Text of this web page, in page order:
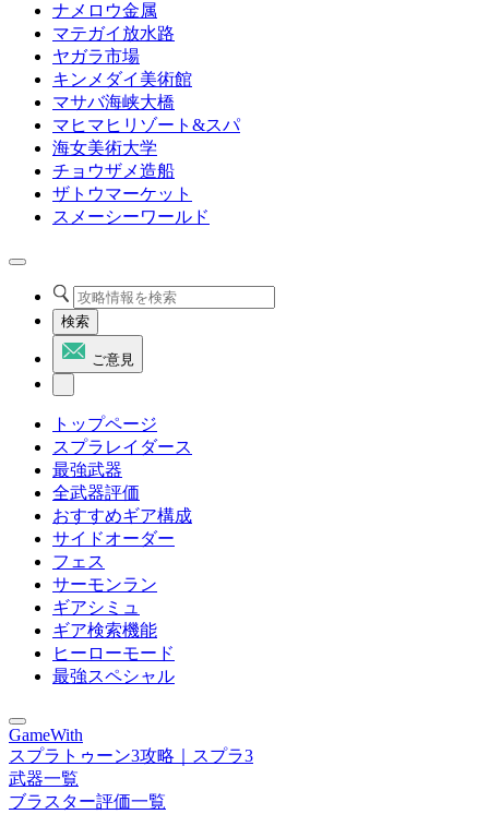
ナメロウ金属
マテガイ放水路
ヤガラ市場
キンメダイ美術館
マサバ海峡大橋
マヒマヒリゾート&スパ
海女美術大学
チョウザメ造船
ザトウマーケット
スメーシーワールド
検索
ご意見
トップページ
スプラレイダース
最強武器
全武器評価
おすすめギア構成
サイドオーダー
フェス
サーモンラン
ギアシミュ
ギア検索機能
ヒーローモード
最強スペシャル
GameWith
スプラトゥーン3攻略｜スプラ3
武器一覧
ブラスター評価一覧